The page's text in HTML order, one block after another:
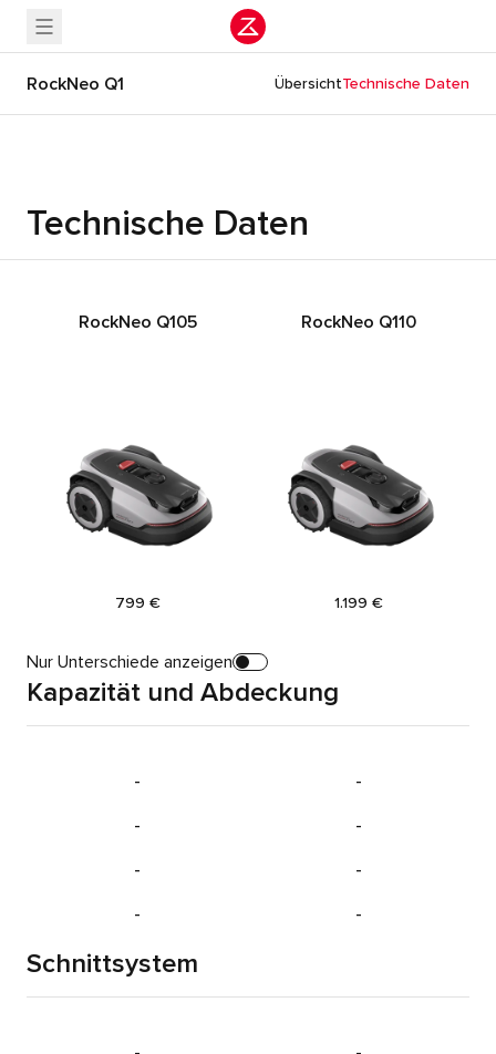
RockNeo Q1 ÜbersichtTechnische Daten
Technische Daten
RockNeo Q105 RockNeo Q110
store.price.current:
799 € store.price.current:
1.199 €
Nur Unterschiede anzeigen
Kapazität und Abdeckung
-
-
-
-
-
-
-
-
Schnittsystem